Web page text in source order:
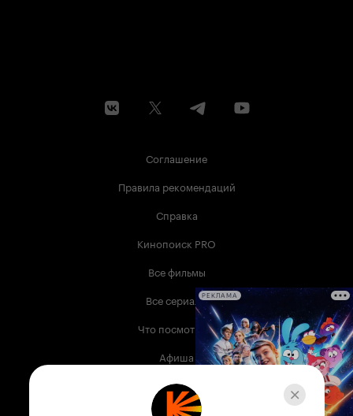
Соглашение
Правила рекомендаций
Справка
Кинопоиск PRO
Все фильмы
Все сериалы
Что посмотреть
Афиша
Музыка
Телепрограмма
РЕКЛАМА